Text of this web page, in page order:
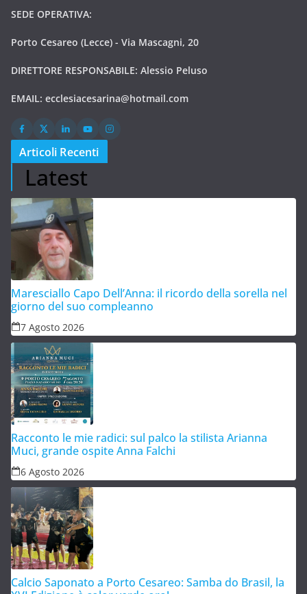
SEDE OPERATIVA:
Porto Cesareo (Lecce) - Via Mascagni, 20
DIRETTORE RESPONSABILE: Alessio Peluso
EMAIL: ecclesiacesarina@hotmail.com
Articoli Recenti
Latest
Maresciallo Capo Dell’Anna: il ricordo della sorella nel
giorno del suo compleanno
7 Agosto 2026
Racconto le mie radici: sul palco la stilista Arianna
Muci, grande ospite Anna Falchi
6 Agosto 2026
Calcio Saponato a Porto Cesareo: Samba do Brasil, la